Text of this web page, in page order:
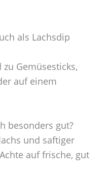
als Lachsdip
zu Gemüsesticks,
auf einem
besonders gut?
und saftiger
auf frische, gut